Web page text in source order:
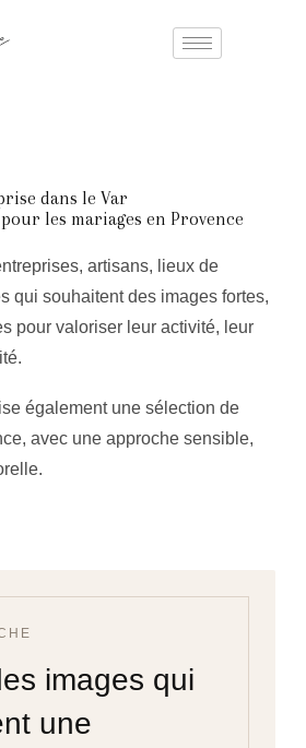
dans le Var
les mariages en Provence
artisans, lieux de
qui souhaitent des images fortes,
pour valoriser leur activité, leur
également une sélection de
avec une approche sensible,
images qui
une